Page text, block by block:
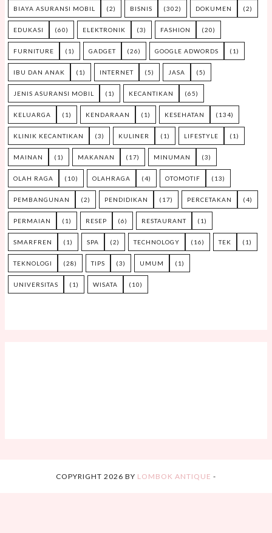
BIAYA ASURANSI MOBIL (2) BISNIS (302) DOKUMEN (2)
EDUKASI (60) ELEKTRONIK (3) FASHION (20)
FURNITURE (1) GADGET (26) GOOGLE ADWORDS (1)
IBU DAN ANAK (1) INTERNET (5) JASA (5)
JENIS ASURANSI MOBIL (1) KECANTIKAN (65)
KELUARGA (1) KENDARAAN (1) KESEHATAN (134)
KLINIK KECANTIKAN (3) KULINER (1) LIFESTYLE (1)
MAINAN (1) MAKANAN (17) MINUMAN (3)
OLAH RAGA (10) OLAHRAGA (4) OTOMOTIF (13)
PEMBANGUNAN (2) PENDIDIKAN (17) PERCETAKAN (4)
PERMAIAN (1) RESEP (6) RESTAURANT (1)
SMARFREN (1) SPA (2) TECHNOLOGY (16) TEK (1)
TEKNOLOGI (28) TIPS (3) UMUM (1)
UNIVERSITAS (1) WISATA (10)
COPYRIGHT 2026 BY LOMBOK ANTIQUE -